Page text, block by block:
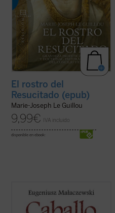
El rostro del
Resucitado (epub)
Marie-Joseph Le Guillou
9,99€ IVA incluido
disponible en ebook:
¿Cuánto dolor puede soportar un hombre?
El protagonista de esta historia, como si
fuera un nuevo santo Job, se hunde en las
profundidades más insondables del